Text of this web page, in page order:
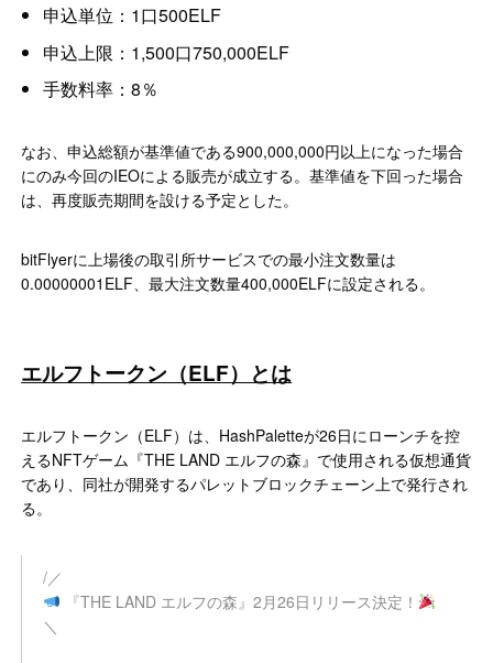
申込単位：1口500ELF
申込上限：1,500口750,000ELF
手数料率：8％
なお、申込総額が基準値である900,000,000円以上になった場合
にのみ今回のIEOによる販売が成立する。基準値を下回った場合
は、再度販売期間を設ける予定とした。
bitFlyerに上場後の取引所サービスでの最小注文数量は
0.00000001ELF、最大注文数量400,000ELFに設定される。
エルフトークン（ELF）とは
エルフトークン（ELF）は、HashPaletteが26日にローンチを控
えるNFTゲーム『THE LAND エルフの森』で使用される仮想通貨
であり、同社が開発するパレットブロックチェーン上で発行され
る。
/／
『THE LAND エルフの森』2月26日リリース決定！
＼